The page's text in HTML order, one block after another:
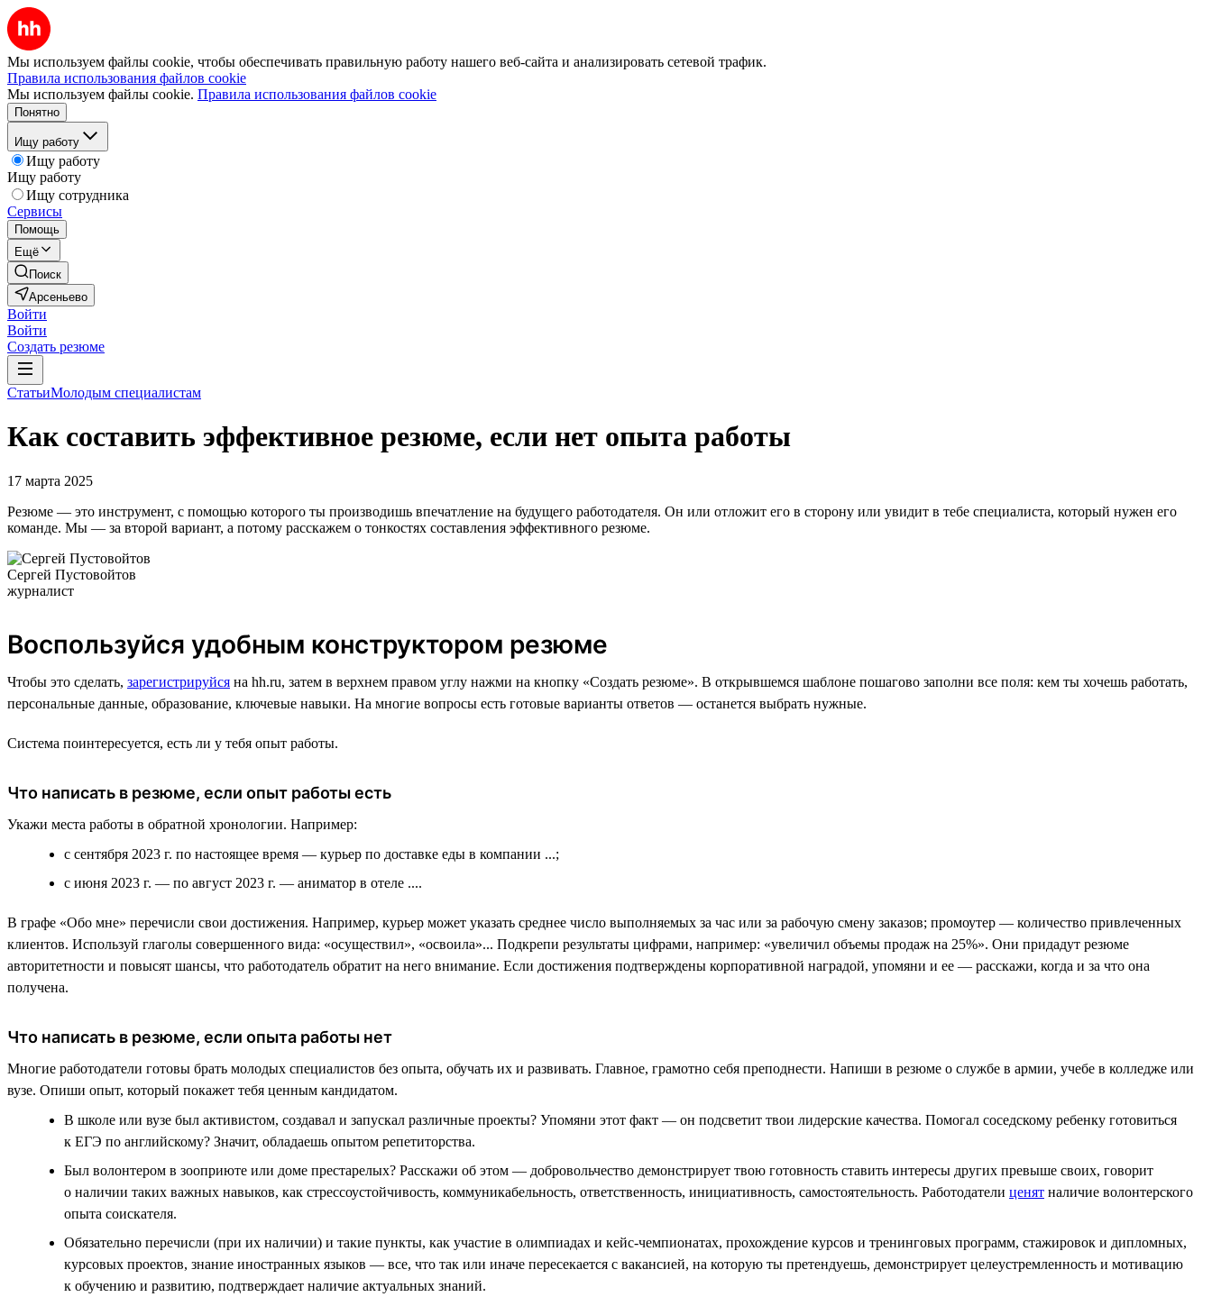
Мы используем файлы cookie, чтобы обеспечивать правильную работу нашего веб-сайта и анализировать сетевой трафик.
Правила использования файлов cookie
Мы используем файлы cookie. Правила использования файлов cookie
Понятно
Ищу работу
Ищу работу
Ищу работу
Ищу сотрудника
Сервисы
Помощь
Ещё
Поиск
Арсеньево
Войти
Войти
Создать резюме
СтатьиМолодым специалистам
Как составить эффективное резюме, если нет опыта работы
17 марта 2025
Резюме — это инструмент, с помощью которого ты производишь впечатление на будущего работодателя. Он или отложит его в сторону или увидит в тебе специалиста, который нужен его
команде. Мы — за второй вариант, а потому расскажем о тонкостях составления эффективного резюме.
Сергей Пустовойтов
журналист
Воспользуйся удобным конструктором резюме
Чтобы это сделать, зарегистрируйся на hh.ru, затем в верхнем правом углу нажми на кнопку «Создать резюме». В открывшемся шаблоне пошагово заполни все поля: кем ты хочешь работать,
персональные данные, образование, ключевые навыки. На многие вопросы есть готовые варианты ответов — останется выбрать нужные.
Система поинтересуется, есть ли у тебя опыт работы.
Что написать в резюме, если опыт работы есть
Укажи места работы в обратной хронологии. Например:
с сентября 2023 г. по настоящее время — курьер по доставке еды в компании ...;
с июня 2023 г. — по август 2023 г. — аниматор в отеле ....
В графе «Обо мне» перечисли свои достижения. Например, курьер может указать среднее число выполняемых за час или за рабочую смену заказов; промоутер — количество привлеченных
клиентов. Используй глаголы совершенного вида: «осуществил», «освоила»... Подкрепи результаты цифрами, например: «увеличил объемы продаж на 25%». Они придадут резюме
авторитетности и повысят шансы, что работодатель обратит на него внимание. Если достижения подтверждены корпоративной наградой, упомяни и ее — расскажи, когда и за что она
получена.
Что написать в резюме, если опыта работы нет
Многие работодатели готовы брать молодых специалистов без опыта, обучать их и развивать. Главное, грамотно себя преподнести. Напиши в резюме о службе в армии, учебе в колледже или
вузе. Опиши опыт, который покажет тебя ценным кандидатом.
В школе или вузе был активистом, создавал и запускал различные проекты? Упомяни этот факт — он подсветит твои лидерские качества. Помогал соседскому ребенку готовиться
к ЕГЭ по английскому? Значит, обладаешь опытом репетиторства.
Был волонтером в зооприюте или доме престарелых? Расскажи об этом — добровольчество демонстрирует твою готовность ставить интересы других превыше своих, говорит
о наличии таких важных навыков, как стрессоустойчивость, коммуникабельность, ответственность, инициативность, самостоятельность. Работодатели ценят наличие волонтерского
опыта соискателя.
Обязательно перечисли (при их наличии) и такие пункты, как участие в олимпиадах и кейс-чемпионатах, прохождение курсов и тренинговых программ, стажировок и дипломных,
курсовых проектов, знание иностранных языков — все, что так или иначе пересекается с вакансией, на которую ты претендуешь, демонстрирует целеустремленность и мотивацию
к обучению и развитию, подтверждает наличие актуальных знаний.